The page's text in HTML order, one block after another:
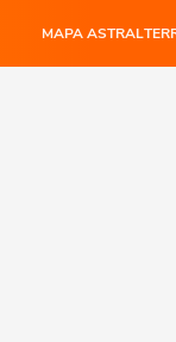
MAPA ASTRAL